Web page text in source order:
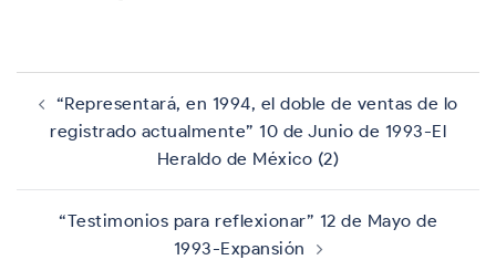
Navegación
de
entradas
“Representará, en 1994, el doble de ventas de lo
registrado actualmente” 10 de Junio de 1993-El
Heraldo de México (2)
“Testimonios para reflexionar” 12 de Mayo de
1993-Expansión